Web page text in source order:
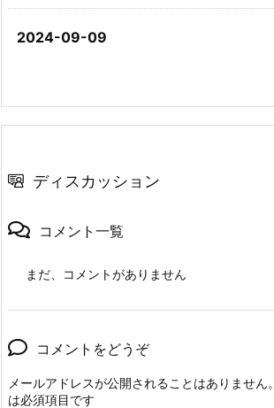
2024-09-09
ディスカッション
コメント一覧
まだ、コメントがありません
コメントをどうぞ
メールアドレスが公開されることはありません。
は必須項目です